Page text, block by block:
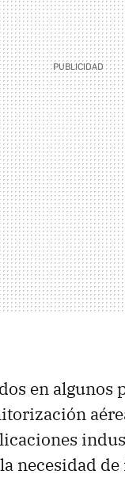
en algunos
necesidad